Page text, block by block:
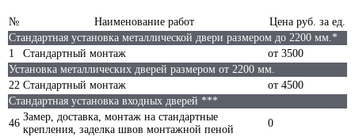
№ Наименование работ
Цена руб. за ед.
Стандартная установка металлической двери размером до 2200 мм.*
1
Стандартный монтаж
от 3500
Установка металлических дверей размером от 2200 мм.
22 Стандартный монтаж
от 4500
Стандартная установка входных дверей ***
46
Замер, доставка, монтаж на стандартные
крепления, заделка швов монтажной пеной
0